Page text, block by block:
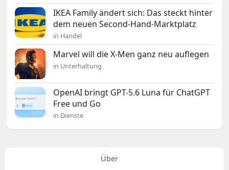
IKEA Family ändert sich: Das steckt hinter
dem neuen Second-Hand-Marktplatz
in Handel
Marvel will die X-Men ganz neu auflegen
in Unterhaltung
OpenAI bringt GPT-5.6 Luna für ChatGPT
Free und Go
in Dienste
Über